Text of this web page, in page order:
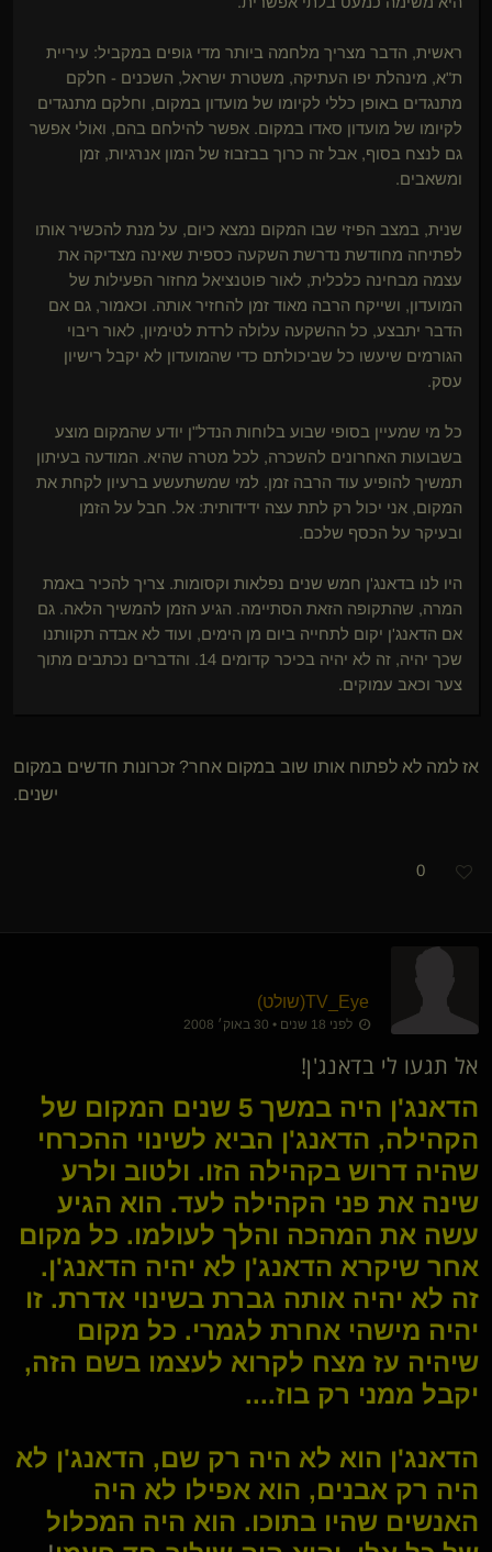
ראשית, הדבר מצריך מלחמה ביותר מדי גופים במקביל: עיריית
ת"א, מינהלת יפו העתיקה, משטרת ישראל, השכנים - חלקם
מתנגדים באופן כללי לקיומו של מועדון במקום, וחלקם מתנגדים
לקיומו של מועדון סאדו במקום. אפשר להילחם בהם, ואולי אפשר
גם לנצח בסוף, אבל זה כרוך בבזבוז של המון אנרגיות, זמן
ומשאבים.
שנית, במצב הפיזי שבו המקום נמצא כיום, על מנת להכשיר אותו
לפתיחה מחודשת נדרשת השקעה כספית שאינה מצדיקה את
עצמה מבחינה כלכלית, לאור פוטנציאל מחזור הפעילות של
המועדון, ושייקח הרבה מאוד זמן להחזיר אותה. וכאמור, גם אם
הדבר יתבצע, כל ההשקעה עלולה לרדת לטימיון, לאור ריבוי
הגורמים שיעשו כל שביכולתם כדי שהמועדון לא יקבל רישיון
עסק.
כל מי שמעיין בסופי שבוע בלוחות הנדל"ן יודע שהמקום מוצע
בשבועות האחרונים להשכרה, לכל מטרה שהיא. המודעה בעיתון
תמשיך להופיע עוד הרבה זמן. למי שמשתעשע ברעיון לקחת את
המקום, אני יכול רק לתת עצה ידידותית: אל. חבל על הזמן
ובעיקר על הכסף שלכם.
היו לנו בדאנג'ן חמש שנים נפלאות וקסומות. צריך להכיר באמת
המרה, שהתקופה הזאת הסתיימה. הגיע הזמן להמשיך הלאה. גם
אם הדאנג'ן יקום לתחייה ביום מן הימים, ועוד לא אבדה תקוותנו
שכך יהיה, זה לא יהיה בכיכר קדומים 14. והדברים נכתבים מתוך
צער וכאב עמוקים.
אז למה לא לפתוח אותו שוב במקום אחר? זכרונות חדשים במקום
ישנים.
0
TV_Eye​(שולט)
לפני 18 שנים • 30 באוק׳ 2008
אל תגעו לי בדאנג'ן!
הדאנג'ן היה במשך 5 שנים המקום של
הקהילה, הדאנג'ן הביא לשינוי ההכרחי
שהיה דרוש בקהילה הזו. ולטוב ולרע
שינה את פני הקהילה לעד. הוא הגיע
עשה את המהכה והלך לעולמו. כל מקום
אחר שיקרא הדאנג'ן לא יהיה הדאנג'ן.
זה לא יהיה אותה גברת בשינוי אדרת. זו
יהיה מישהי אחרת לגמרי. כל מקום
שיהיה עז מצח לקרוא לעצמו בשם הזה,
יקבל ממני רק בוז....
הדאנג'ן הוא לא היה רק שם, הדאנג'ן לא
היה רק אבנים, הוא אפילו לא היה
האנשים שהיו בתוכו. הוא היה המכלול